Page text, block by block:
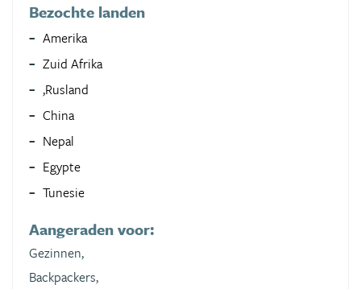
Bezochte landen
Amerika
Zuid Afrika
,Rusland
China
Nepal
Egypte
Tunesie
Aangeraden voor:
Gezinnen,
Backpackers,